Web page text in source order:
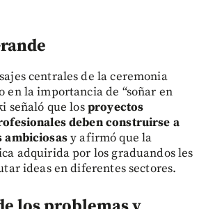
centrales de la ceremonia
en la importancia de “soñar en
señaló que losproyectos
deben construirse a
ambiciosasy afirmó que la
adquirida por los graduandos les
ideas en diferentes sectores.